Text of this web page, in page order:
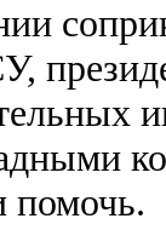
помочь.